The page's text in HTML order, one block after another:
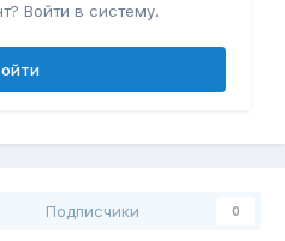
Войти в систему.
Подписчики 0